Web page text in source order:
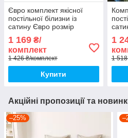
Євро комплект якісної
постільної білизни із
сатину Євро розмір
1 169 ₴/
комплект
1 426 ₴/комплект
Купити
1
1 518
Акційні пропозиції та
–25%